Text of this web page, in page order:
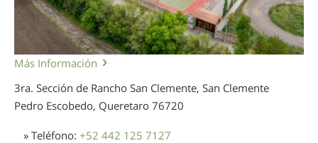
Más Información
3ra. Sección de Rancho San Clemente, San Clemente
Pedro Escobedo, Queretaro 76720
» Teléfono: +52 442 125 7127